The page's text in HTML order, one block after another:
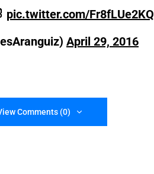
pic.twitter.com/Fr8fLUe2KQ
April 29, 2016
Comments (0)